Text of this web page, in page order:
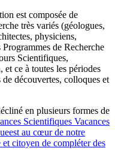
est composée de
très variés (géologues,
physiciens,
de Recherche
Scientifiques,
et ce à toutes les périodes
de découvertes, colloques et
en plusieurs formes de
Scientifiques Vacances
au cœur de notre
citoyen de compléter des